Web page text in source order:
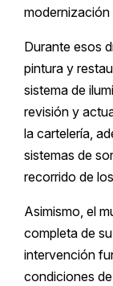
modernización
Durante esos
pintura y
sistema de
revisión y
la cartelería,
sistemas de
recorrido de
Asimismo, el
completa de
intervención
condiciones